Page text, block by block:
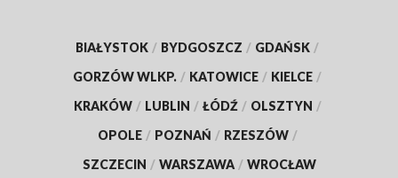
BIAŁYSTOK / BYDGOSZCZ / GDAŃSK /
GORZÓW WLKP. / KATOWICE / KIELCE /
KRAKÓW / LUBLIN / ŁÓDŹ / OLSZTYN /
OPOLE / POZNAŃ / RZESZÓW /
SZCZECIN / WARSZAWA / WROCŁAW